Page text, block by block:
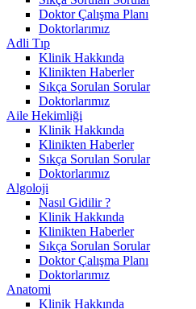
Doktor Çalışma Planı
Doktorlarımız
Adli Tıp
Klinik Hakkında
Klinikten Haberler
Sıkça Sorulan Sorular
Doktorlarımız
Aile Hekimliği
Klinik Hakkında
Klinikten Haberler
Sıkça Sorulan Sorular
Doktorlarımız
Algoloji
Nasıl Gidilir ?
Klinik Hakkında
Klinikten Haberler
Sıkça Sorulan Sorular
Doktor Çalışma Planı
Doktorlarımız
Anatomi
Klinik Hakkında